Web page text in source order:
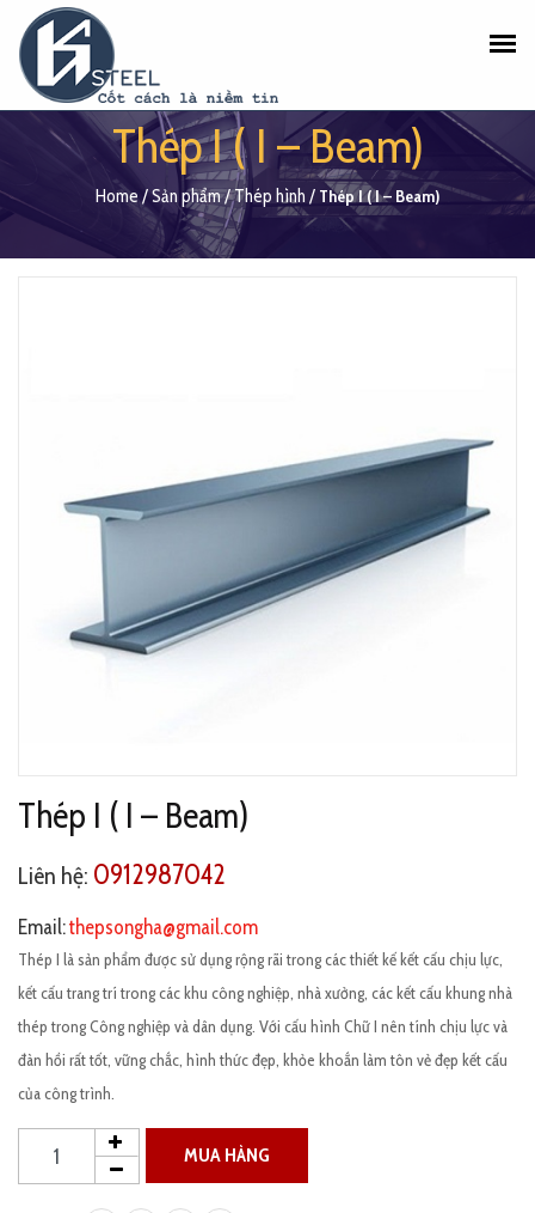
Thép I ( I – Beam)
Home/Sản phẩm/Thép hình / Thép I ( I – Beam)
Thép I ( I – Beam)
Liên hệ: 0912987042
Email:thepsongha@gmail.com
Thép I là sản phẩm được sử dụng rộng rãi trong các thiết kế kết cấu chịu lực,
kết cấu trang trí trong các khu công nghiệp, nhà xưởng, các kết cấu khung nhà
thép trong Công nghiệp và dân dụng. Với cấu hình Chữ I nên tính chịu lực và
đàn hồi rất tốt, vững chắc, hình thức đẹp, khỏe khoắn làm tôn vẻ đẹp kết cấu
của công trình.
MUA HÀNG